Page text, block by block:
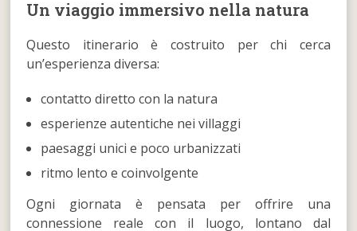
Un viaggio immersivo nella natura
Questo itinerario è costruito per chi cerca
un’esperienza diversa:
contatto diretto con la natura
esperienze autentiche nei villaggi
paesaggi unici e poco urbanizzati
ritmo lento e coinvolgente
Ogni giornata è pensata per offrire una
connessione reale con il luogo, lontano dal